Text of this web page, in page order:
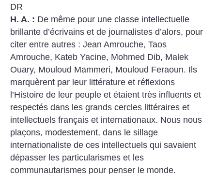
DR
H. A. : De même pour une classe intellectuelle
brillante d’écrivains et de journalistes d’alors, pour
citer entre autres : Jean Amrouche, Taos
Amrouche, Kateb Yacine, Mohmed Dib, Malek
Ouary, Mouloud Mammeri, Mouloud Feraoun. Ils
marquèrent par leur littérature et réflexions
l’Histoire de leur peuple et étaient très influents et
respectés dans les grands cercles littéraires et
intellectuels français et internationaux. Nous nous
plaçons, modestement, dans le sillage
internationaliste de ces intellectuels qui savaient
dépasser les particularismes et les
communautarismes pour penser le monde.